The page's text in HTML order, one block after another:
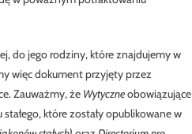
do jego rodziny, które znajdujemy w
więc dokument przyjęty przez
Zauważmy, że Wytyczneobowiązujące
które zostały opublikowane w